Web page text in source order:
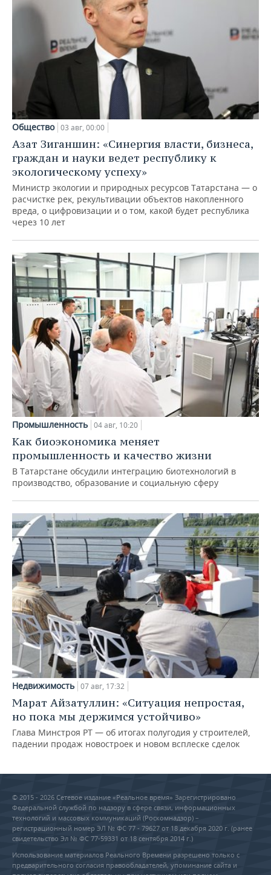
Общество 03 авг, 00:00
Азат Зиганшин: «Синергия власти, бизнеса,
граждан и науки ведет республику к
экологическому успеху»
Министр экологии и природных ресурсов Татарстана — о
расчистке рек, рекультивации объектов накопленного
вреда, о цифровизации и о том, какой будет республика
через 10 лет
Промышленность 04 авг, 10:20
Как биоэкономика меняет
промышленность и качество жизни
В Татарстане обсудили интеграцию биотехнологий в
производство, образование и социальную сферу
Недвижимость 07 авг, 17:32
Марат Айзатуллин: «Ситуация непростая,
но пока мы держимся устойчиво»
Глава Минстроя РТ — об итогах полугодия у строителей,
падении продаж новостроек и новом всплеске сделок
© 2015 - 2026 Сетевое издание «Реальное время» Зарегистрировано
Федеральной службой по надзору в сфере связи, информационных
технологий и массовых коммуникаций (Роскомнадзор) –
регистрационный номер ЭЛ № ФС 77 - 79627 от 18 декабря 2020 г. (ранее
свидетельство Эл № ФС 77-59331 от 18 сентября 2014 г.)
Использование материалов Реального Времени разрешено только с
предварительного согласия правообладателей, упоминание сайта и